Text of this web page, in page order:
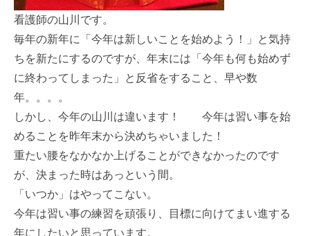
看護師の山川です。
毎年の新年に「今年は新しいことを始めよう！」と気持
ちを新たにするのですが、年末には「今年も何も始めず
に終わってしまった」と反省をすること、早や数
年。。。。
しかし、今年の山川は違います！ 今年は習い事を始
めることを昨年末から決めちゃいました！
重たい腰をなかなか上げることができなかったのです
が、決まった時はあっという間。
「いつか」はやってこない。
今年は習い事の練習を頑張り、目標に向けてまい進する
年にしたいと思っています。